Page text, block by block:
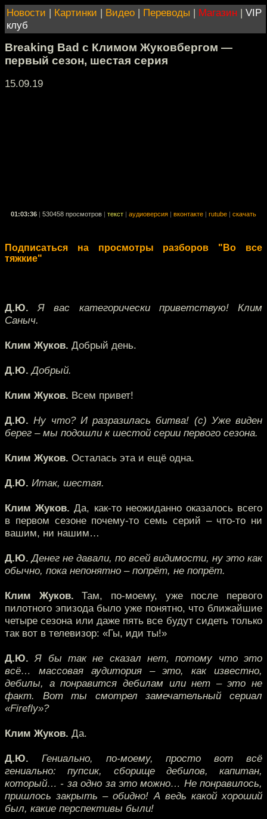
Новости | Картинки | Видео | Переводы | Магазин | VIP
клуб
Breaking Bad с Климом Жуковбергом —
первый сезон, шестая серия
15.09.19
01:03:36 530458 просмотров текст аудиоверсия вконтакте rutube скачать
Подписаться на просмотры разборов "Во все
тяжкие"
Д.Ю. Я вас категорически приветствую! Клим
Саныч.
Клим Жуков. Добрый день.
Д.Ю. Добрый.
Клим Жуков. Всем привет!
Д.Ю. Ну что? И разразилась битва! (с) Уже виден
берег – мы подошли к шестой серии первого сезона.
Клим Жуков. Осталась эта и ещё одна.
Д.Ю. Итак, шестая.
Клим Жуков. Да, как-то неожиданно оказалось всего
в первом сезоне почему-то семь серий – что-то ни
вашим, ни нашим…
Д.Ю. Денег не давали, по всей видимости, ну это как
обычно, пока непонятно – попрёт, не попрёт.
Клим Жуков. Там, по-моему, уже после первого
пилотного эпизода было уже понятно, что ближайшие
четыре сезона или даже пять все будут сидеть только
так вот в телевизор: «Гы, иди ты!»
Д.Ю. Я бы так не сказал нет, потому что это
всё… массовая аудитория – это, как известно,
дебилы, а понравится дебилам или нет – это не
факт. Вот ты смотрел замечательный сериал
«Firefly»?
Клим Жуков. Да.
Д.Ю. Гениально, по-моему, просто вот всё
гениально: пупсик, сборище дебилов, капитан,
который… - за одно за это можно… Не понравилось,
пришлось закрыть – обидно! А ведь какой хороший
был, какие перспективы были!